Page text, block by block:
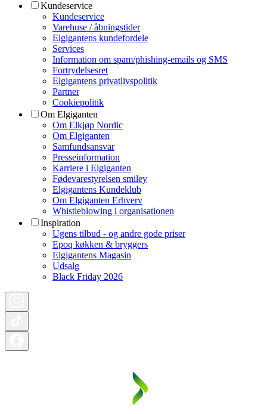
Kundeservice
Kundeservice
Varehuse / åbningstider
Elgigantens kundefordele
Services
Information om spam/phishing-emails og SMS
Fortrydelsesret
Elgigantens privatlivspolitik
Partner
Cookiepolitik
Om Elgiganten
Om Elkjøp Nordic
Om Elgiganten
Samfundsansvar
Presseinformation
Karriere i Elgiganten
Fødevarestyrelsen smiley
Elgigantens Kundeklub
Om Elgiganten Erhverv
Whistleblowing i organisationen
Inspiration
Ugens tilbud - og andre gode priser
Epoq køkken & bryggers
Elgigantens Magasin
Udsalg
Black Friday 2026